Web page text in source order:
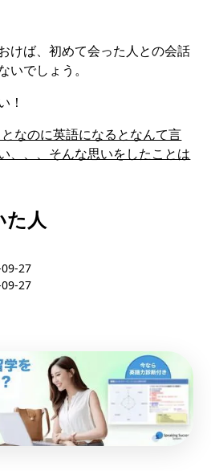
けば、初めて会った人との会話
いでしょう。
！
なのに英語になるとなんて言
、、、そんな思いをしたことは
た人
27
27